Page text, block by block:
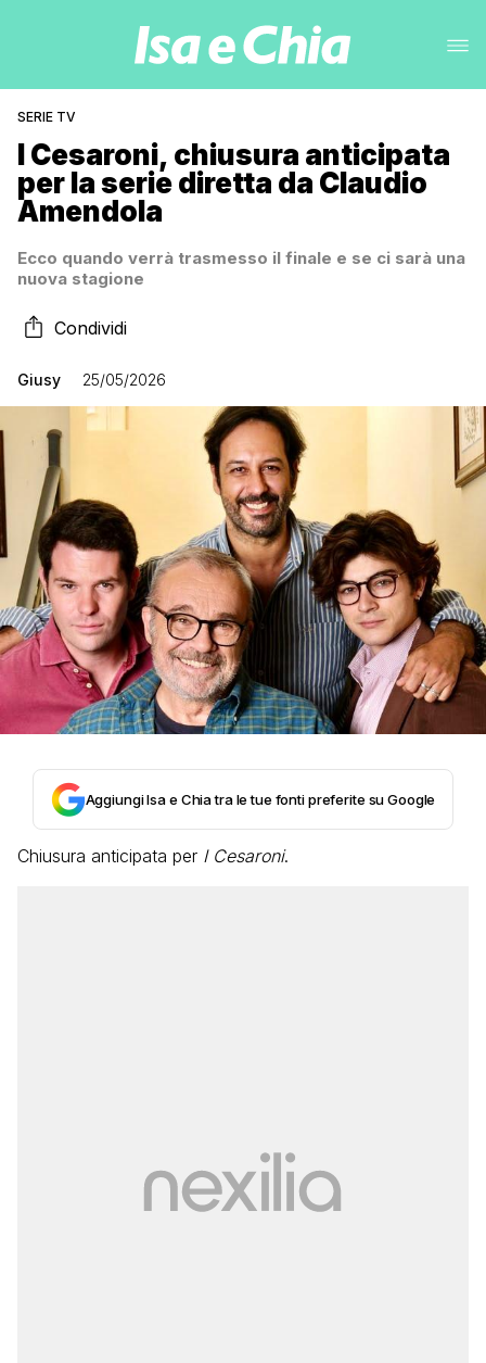
SERIE TV
I Cesaroni, chiusura anticipata
per la serie diretta da Claudio
Amendola
Ecco quando verrà trasmesso il finale e se ci sarà una
nuova stagione
Condividi
Giusy 25/05/2026
Aggiungi Isa e Chia tra le tue fonti preferite su Google
Chiusura anticipata per I Cesaroni.